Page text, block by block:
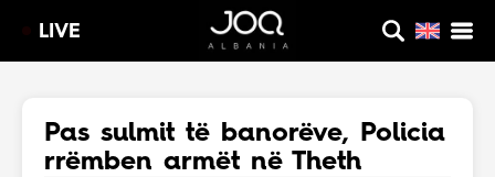
LIVE
Pas sulmit të banorëve, Policia
rrëmben armët në Theth